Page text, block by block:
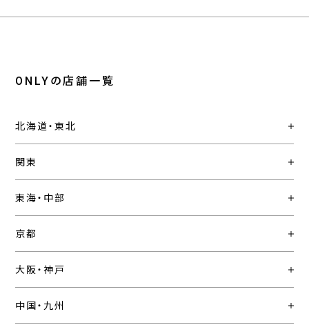
ONLYの店舗一覧
北海道・東北
関東
東海・中部
京都
大阪・神戸
中国・九州